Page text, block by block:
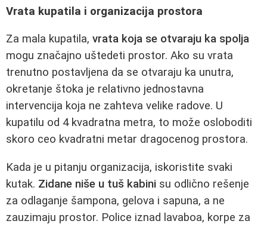
Vrata kupatila i organizacija prostora
Za mala kupatila, vrata koja se otvaraju ka spolja
mogu značajno uštedeti prostor. Ako su vrata
trenutno postavljena da se otvaraju ka unutra,
okretanje štoka je relativno jednostavna
intervencija koja ne zahteva velike radove. U
kupatilu od 4 kvadratna metra, to može osloboditi
skoro ceo kvadratni metar dragocenog prostora.
Kada je u pitanju organizacija, iskoristite svaki
kutak. Zidane niše u tuš kabini su odlično rešenje
za odlaganje šampona, gelova i sapuna, a ne
zauzimaju prostor. Police iznad lavaboa, korpe za